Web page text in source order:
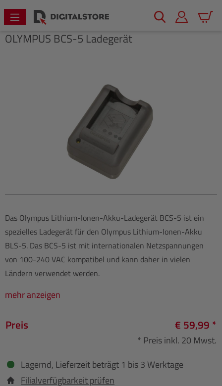
springen
OLYMPUS BCS-5 Ladegerät
Das Olympus Lithium-Ionen-Akku-Ladegerät BCS-5 ist ein
spezielles Ladegerät für den Olympus Lithium-Ionen-Akku
BLS-5. Das BCS-5 ist mit internationalen Netzspannungen
von 100-240 VAC kompatibel und kann daher in vielen
Ländern verwendet werden.
mehr anzeigen
Preis € 59,99 *
* Preis inkl. 20 Mwst.
Lagernd, Lieferzeit beträgt 1 bis 3 Werktage
Filialverfügbarkeit prüfen